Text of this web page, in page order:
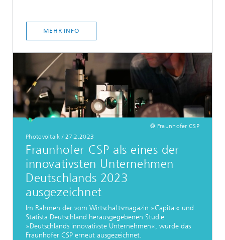
MEHR INFO
© Fraunhofer CSP
Photovoltaik / 27.2.2023
Fraunhofer CSP als eines der
innovativsten Unternehmen
Deutschlands 2023
ausgezeichnet
Im Rahmen der vom Wirtschaftsmagazin »Capital« und
Statista Deutschland herausgegebenen Studie
»Deutschlands innovativste Unternehmen«, wurde das
Fraunhofer CSP erneut ausgezeichnet.